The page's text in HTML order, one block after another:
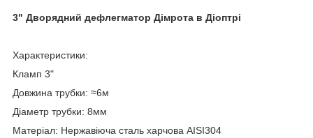
3" Дворядний дефлегматор Дімрота в Діоптрі
Характеристики:
Кламп 3"
Довжина трубки: ≈6м
Діаметр трубки: 8мм
Матеріал: Нержавіюча сталь харчова AISI304